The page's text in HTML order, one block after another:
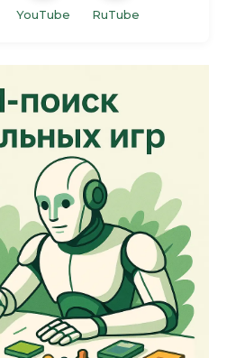
YouTube RuTube